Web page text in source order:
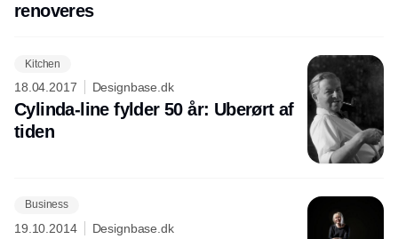
renoveres
Kitchen
18.04.2017 Designbase.dk
Cylinda-line fylder 50 år: Uberørt af
tiden
Business
19.10.2014 Designbase.dk